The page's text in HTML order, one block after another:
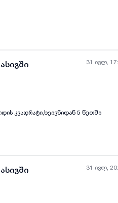
31 ივლ,
ყველა ფოტო+
გამოდის კვადრატი,ხეივნიდან 5 წუთში
31 ივლ,